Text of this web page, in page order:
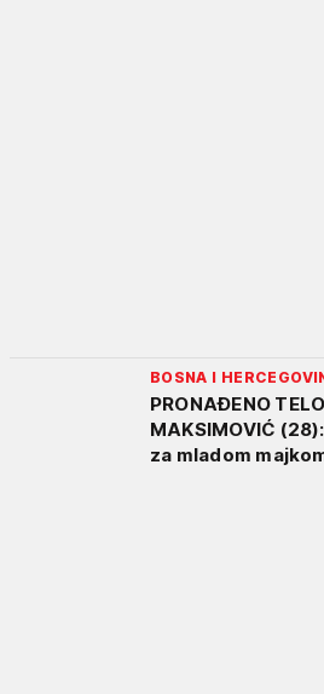
BOSNA I
PRONAĐENO
MAKSIMOVIĆ
za mladom